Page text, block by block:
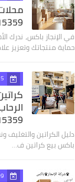
في الإنجاز باكس، ندرك
حماية منتجاتك وتعزيز
25
دليل الكراتين
باكس بيع كراتين ف…
09